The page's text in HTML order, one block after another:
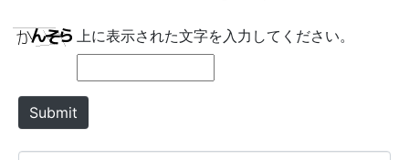
e
上に表示された文字を入力してください。
Submit